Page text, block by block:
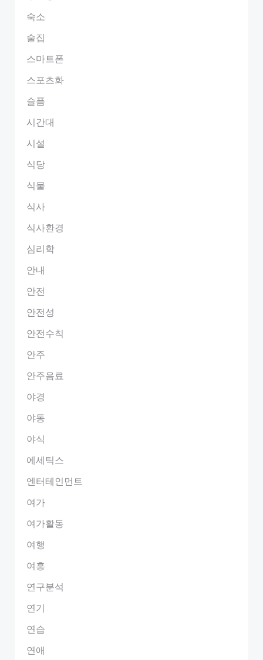
숙소
술집
스마트폰
스포츠화
슬픔
시간대
시설
식당
식물
식사
식사환경
심리학
안내
안전
안전성
안전수칙
안주
안주음료
야경
야동
야식
에세틱스
엔터테인먼트
여가
여가활동
여행
여흥
연구분석
연기
연습
연애